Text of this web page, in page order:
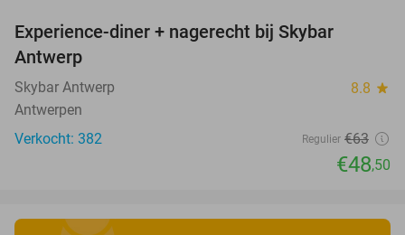
Experience-diner + nagerecht bij Skybar
Antwerp
Skybar Antwerp 8.8 star
Antwerpen
Verkocht: 382
Regulier €63
€48,50